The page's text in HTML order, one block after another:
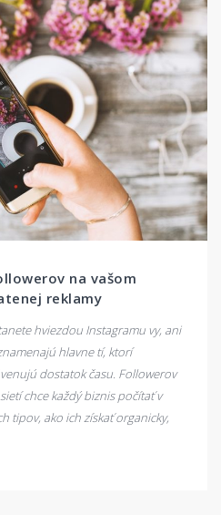
na vašom
reklamy
hviezdou Instagramu vy, ani
hlavne tí, ktorí
dostatok času. Followerov
chce každý biznis počítať v
tipov, ako ich získať organicky,